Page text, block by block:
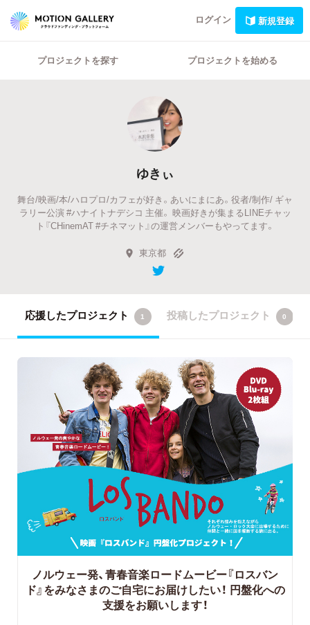
ログイン 新規登録
プロジェクトを探す プロジェクトを始める
ゆきぃ
舞台/映画/本/ハロプロ/カフェが好き。あいにまにあ。役者/制作/ ギャ
ラリー公演 #ハナイトナデシコ 主催。 映画好きが集まるLINEチャッ
ト『CHinemAT #チネマット』の運営メンバーもやってます。
東京都
応援したプロジェクト 1 投稿したプロジェクト 0
ノルウェー発、青春音楽ロードムービー『ロスバン
ド』をみなさまのご自宅にお届けしたい！ 円盤化への
支援をお願いします！